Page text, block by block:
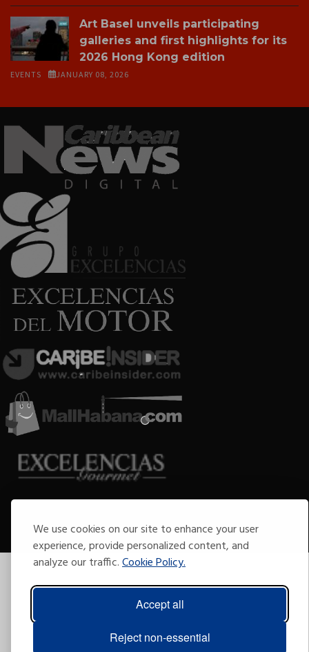
We use cookies on our site to enhance your user
experience, provide personalized content, and
analyze our traffic.Cookie Policy.
Accept all
Reject non-essential
Art Basel unveils participating
galleries and first highlights for its
2026 Hong Kong edition
EVENTS JANUARY 08, 2026
Developed by Excellences Group.